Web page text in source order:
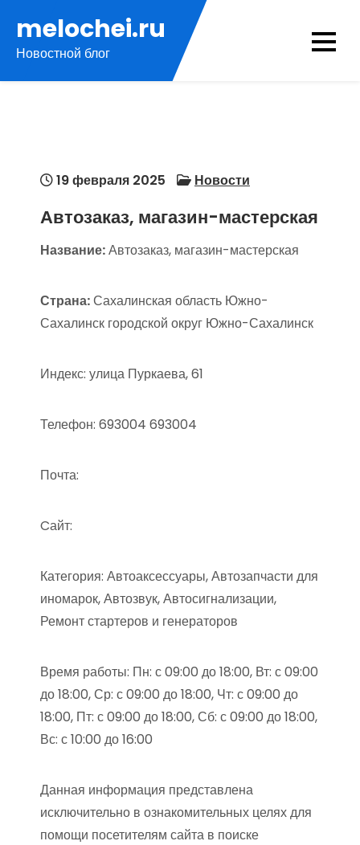
содержимому
melochei.ru
Новостной блог
19 февраля 2025 Новости
Автозаказ, магазин-мастерская
Название:Автозаказ, магазин-мастерская
Страна:Сахалинская область Южно-
Сахалинск городской округ Южно-Сахалинск
Индекс: улица Пуркаева, 61
Телефон: 693004 693004
Почта:
Cайт:
Категория: Автоаксессуары, Автозапчасти для
иномарок, Автозвук, Автосигнализации,
Ремонт стартеров и генераторов
Время работы: Пн: с 09:00 до 18:00, Вт: с 09:00
до 18:00, Ср: с 09:00 до 18:00, Чт: с 09:00 до
18:00, Пт: с 09:00 до 18:00, Сб: с 09:00 до 18:00,
Вс: с 10:00 до 16:00
Данная информация представлена
исключительно в ознакомительных целях для
помощи посетителям сайта в поиске